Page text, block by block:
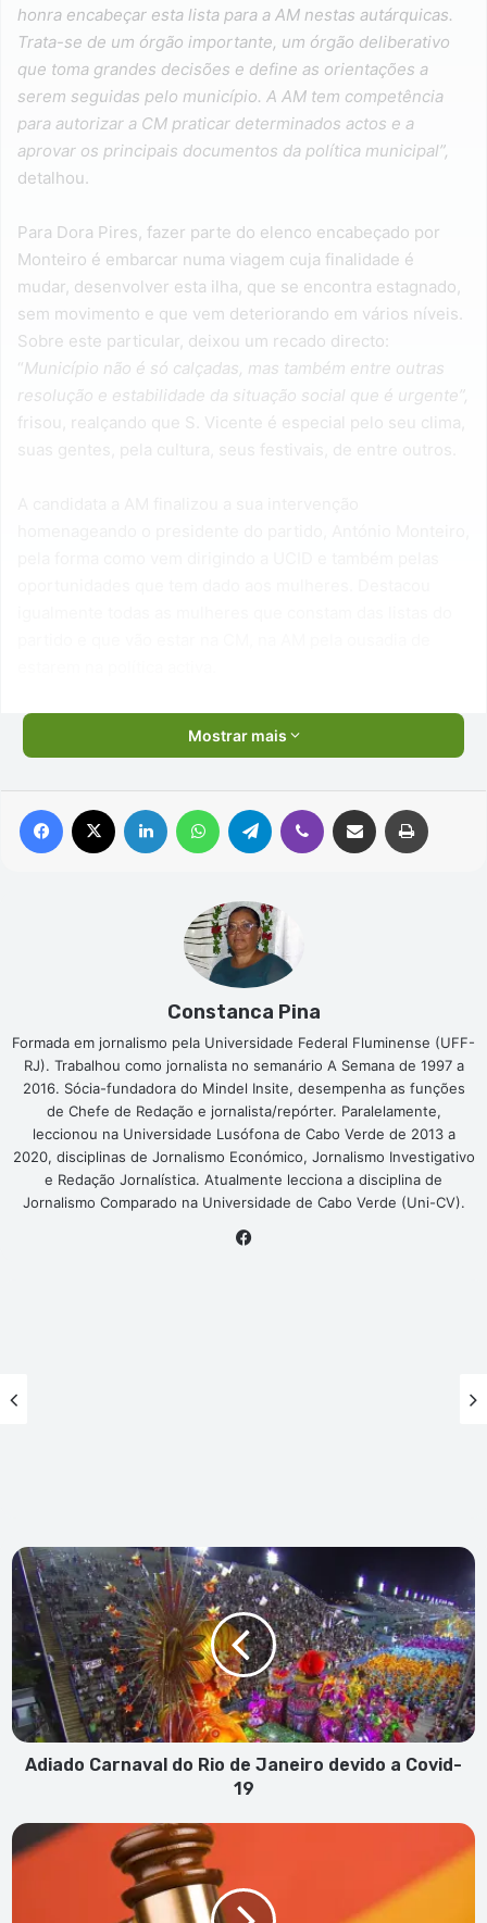
honra encabeçar esta lista para a AM nestas autárquicas.
Trata-se de um órgão importante, um órgão deliberativo
que toma grandes decisões e define as orientações a
serem seguidas pelo município. A AM tem competência
para autorizar a CM praticar determinados actos e a
aprovar os principais documentos da política municipal”,
detalhou.
Para Dora Pires, fazer parte do elenco encabeçado por
Monteiro é embarcar numa viagem cuja finalidade é
mudar, desenvolver esta ilha, que se encontra estagnado,
sem movimento e que vem deteriorando em vários níveis.
Sobre este particular, deixou um recado directo:
“Município não é só calçadas, mas também entre outras
resolução e estabilidade da situação social que é urgente”,
frisou, realçando que S. Vicente é especial pelo seu clima,
suas gentes, pela cultura, seus festivais, de entre outros.
Mostrar mais
Facebook Linkedin WhatsAppTelegram Viber Compartilhar via e-mail
Constanca Pina
Formada em jornalismo pela Universidade Federal Fluminense (UFF-
RJ). Trabalhou como jornalista no semanário A Semana de 1997 a
2016. Sócia-fundadora do Mindel Insite, desempenha as funções
de Chefe de Redação e jornalista/repórter. Paralelamente,
leccionou na Universidade Lusófona de Cabo Verde de 2013 a
2020, disciplinas de Jornalismo Económico, Jornalismo Investigativo
e Redação Jornalística. Atualmente lecciona a disciplina de
Jornalismo Comparado na Universidade de Cabo Verde (Uni-CV).
Adiado
Carnaval
do
Rio
Janeiro
devido
a
Covid-
Adiado Carnaval do Rio de Janeiro devido a Covid-
19
Fundo
do